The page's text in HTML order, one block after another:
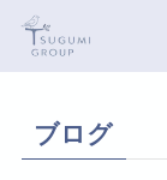
ブログ